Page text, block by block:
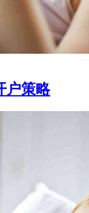
户策略